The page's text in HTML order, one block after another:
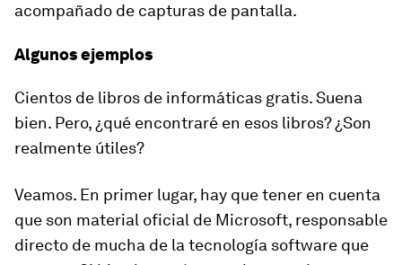
acompañado de capturas de pantalla.
Algunos ejemplos
Cientos de libros de informáticas gratis. Suena
bien. Pero, ¿qué encontraré en esos libros? ¿Son
realmente útiles?
Veamos. En primer lugar, hay que tener en cuenta
que son material oficial de Microsoft, responsable
directo de mucha de la tecnología software que